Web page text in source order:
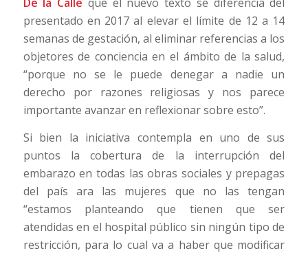
presentado en 2017 al elevar el límite de 12 a 14
semanas de gestación, al eliminar referencias a los
objetores de conciencia en el ámbito de la salud,
“porque no se le puede denegar a nadie un
derecho por razones religiosas y nos parece
importante avanzar en reflexionar sobre esto”.
Si bien la iniciativa contempla en uno de sus
puntos la cobertura de la interrupción del
embarazo en todas las obras sociales y prepagas
del país ara las mujeres que no las tengan
“estamos planteando que tienen que ser
atendidas en el hospital público sin ningún tipo de
restricción, para lo cual va a haber que modificar